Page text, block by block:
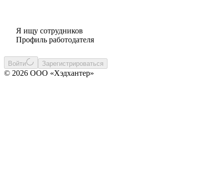
Я ищу сотрудников
Профиль работодателя
Войти Зарегистрироваться
© 2026 ООО «Хэдхантер»